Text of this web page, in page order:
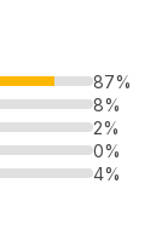
87%
8%
2%
0%
4%